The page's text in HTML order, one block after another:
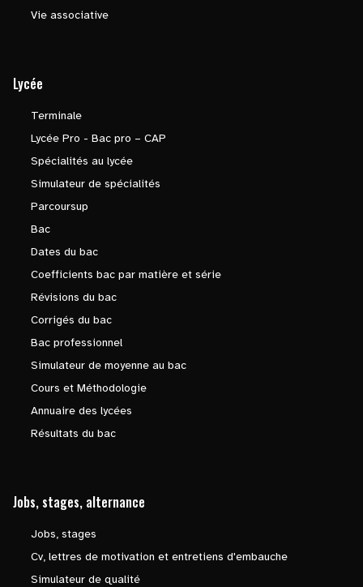
Vie associative
Lycée
Terminale
Lycée Pro - Bac pro – CAP
Spécialités au lycée
Simulateur de spécialités
Parcoursup
Bac
Dates du bac
Coefficients bac par matière et série
Révisions du bac
Corrigés du bac
Bac professionnel
Simulateur de moyenne au bac
Cours et Méthodologie
Annuaire des lycées
Résultats du bac
Jobs, stages, alternance
Jobs, stages
Cv, lettres de motivation et entretiens d'embauche
Simulateur de qualité